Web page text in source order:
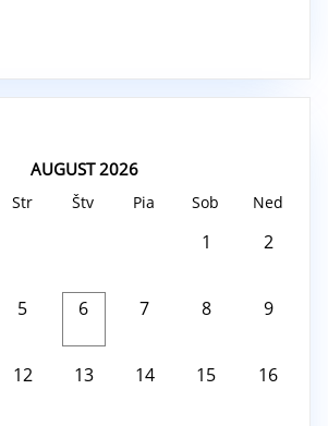
AUGUST 2026
Str Štv Pia Sob Ned
1 2
5 6 7 8 9
12 13 14 15 16